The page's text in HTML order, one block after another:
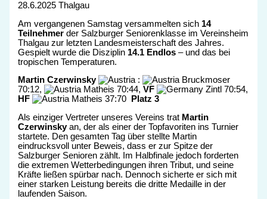
28.6.2025 Thalgau
Am vergangenen Samstag versammelten sich 14
Teilnehmer der Salzburger Seniorenklasse im Vereinsheim
Thalgau zur letzten Landesmeisterschaft des Jahres.
Gespielt wurde die Disziplin 14.1 Endlos – und das bei
tropischen Temperaturen.
Martin Czerwinsky
:
Bruckmoser
70:12,
Matheis 70:44,VF
Zintl 70:54,
HF
Matheis 37:70
Platz 3
Als einziger Vertreter unseres Vereins trat Martin
Czerwinskyan, der als einer der Topfavoriten ins Turnier
startete. Den gesamten Tag über stellte Martin
eindrucksvoll unter Beweis, dass er zur Spitze der
Salzburger Senioren zählt. Im Halbfinale jedoch forderten
die extremen Wetterbedingungen ihren Tribut, und seine
Kräfte ließen spürbar nach. Dennoch sicherte er sich mit
einer starken Leistung bereits die dritte Medaille in der
laufenden Saison.